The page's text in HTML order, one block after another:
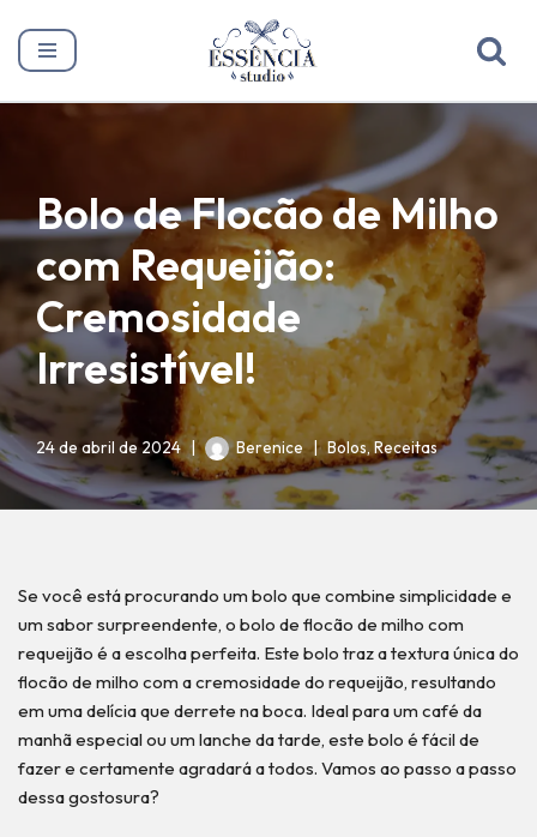
Pular
Bolo de Flocão de Milho
com Requeijão:
Cremosidade
Irresistível!
24 de abril de 2024 Berenice Bolos,Receitas
Se você está procurando um bolo que combine simplicidade e
um sabor surpreendente, o bolo de flocão de milho com
requeijão é a escolha perfeita. Este bolo traz a textura única do
flocão de milho com a cremosidade do requeijão, resultando
em uma delícia que derrete na boca. Ideal para um café da
manhã especial ou um lanche da tarde, este bolo é fácil de
fazer e certamente agradará a todos. Vamos ao passo a passo
dessa gostosura?